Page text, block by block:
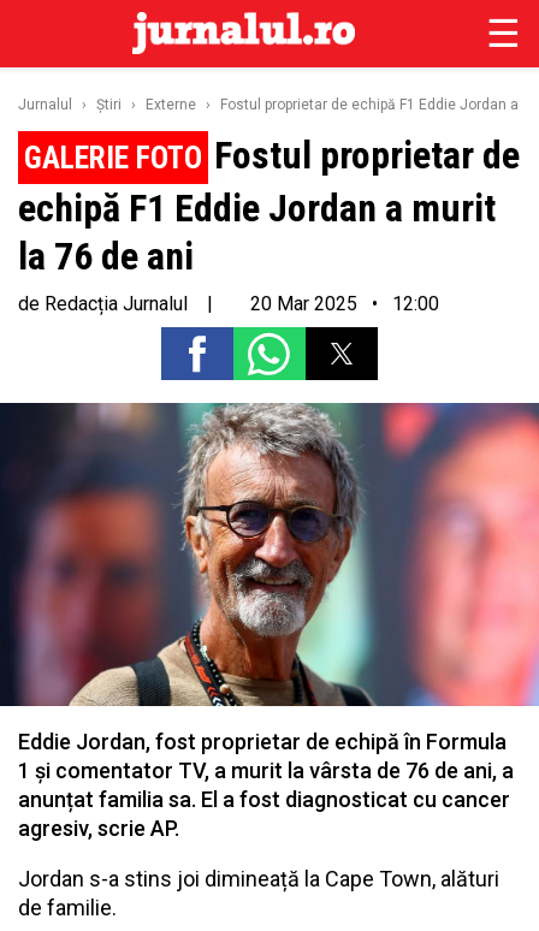
☰
Jurnalul › Ştiri › Externe › Fostul proprietar de echipă F1 Eddie Jordan a
Fostul proprietar de
echipă F1 Eddie Jordan a murit
la 76 de ani
de Redacția Jurnalul | 20 Mar 2025 • 12:00
Eddie Jordan, fost proprietar de echipă în Formula
1 și comentator TV, a murit la vârsta de 76 de ani, a
anunțat familia sa. El a fost diagnosticat cu cancer
agresiv, scrie AP.
Jordan s-a stins joi dimineață la Cape Town, alături
de familie.